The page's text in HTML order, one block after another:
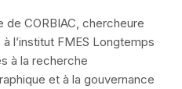
de CORBIAC, chercheure
l’institut FMES Longtemps
à la recherche
et à la gouvernance